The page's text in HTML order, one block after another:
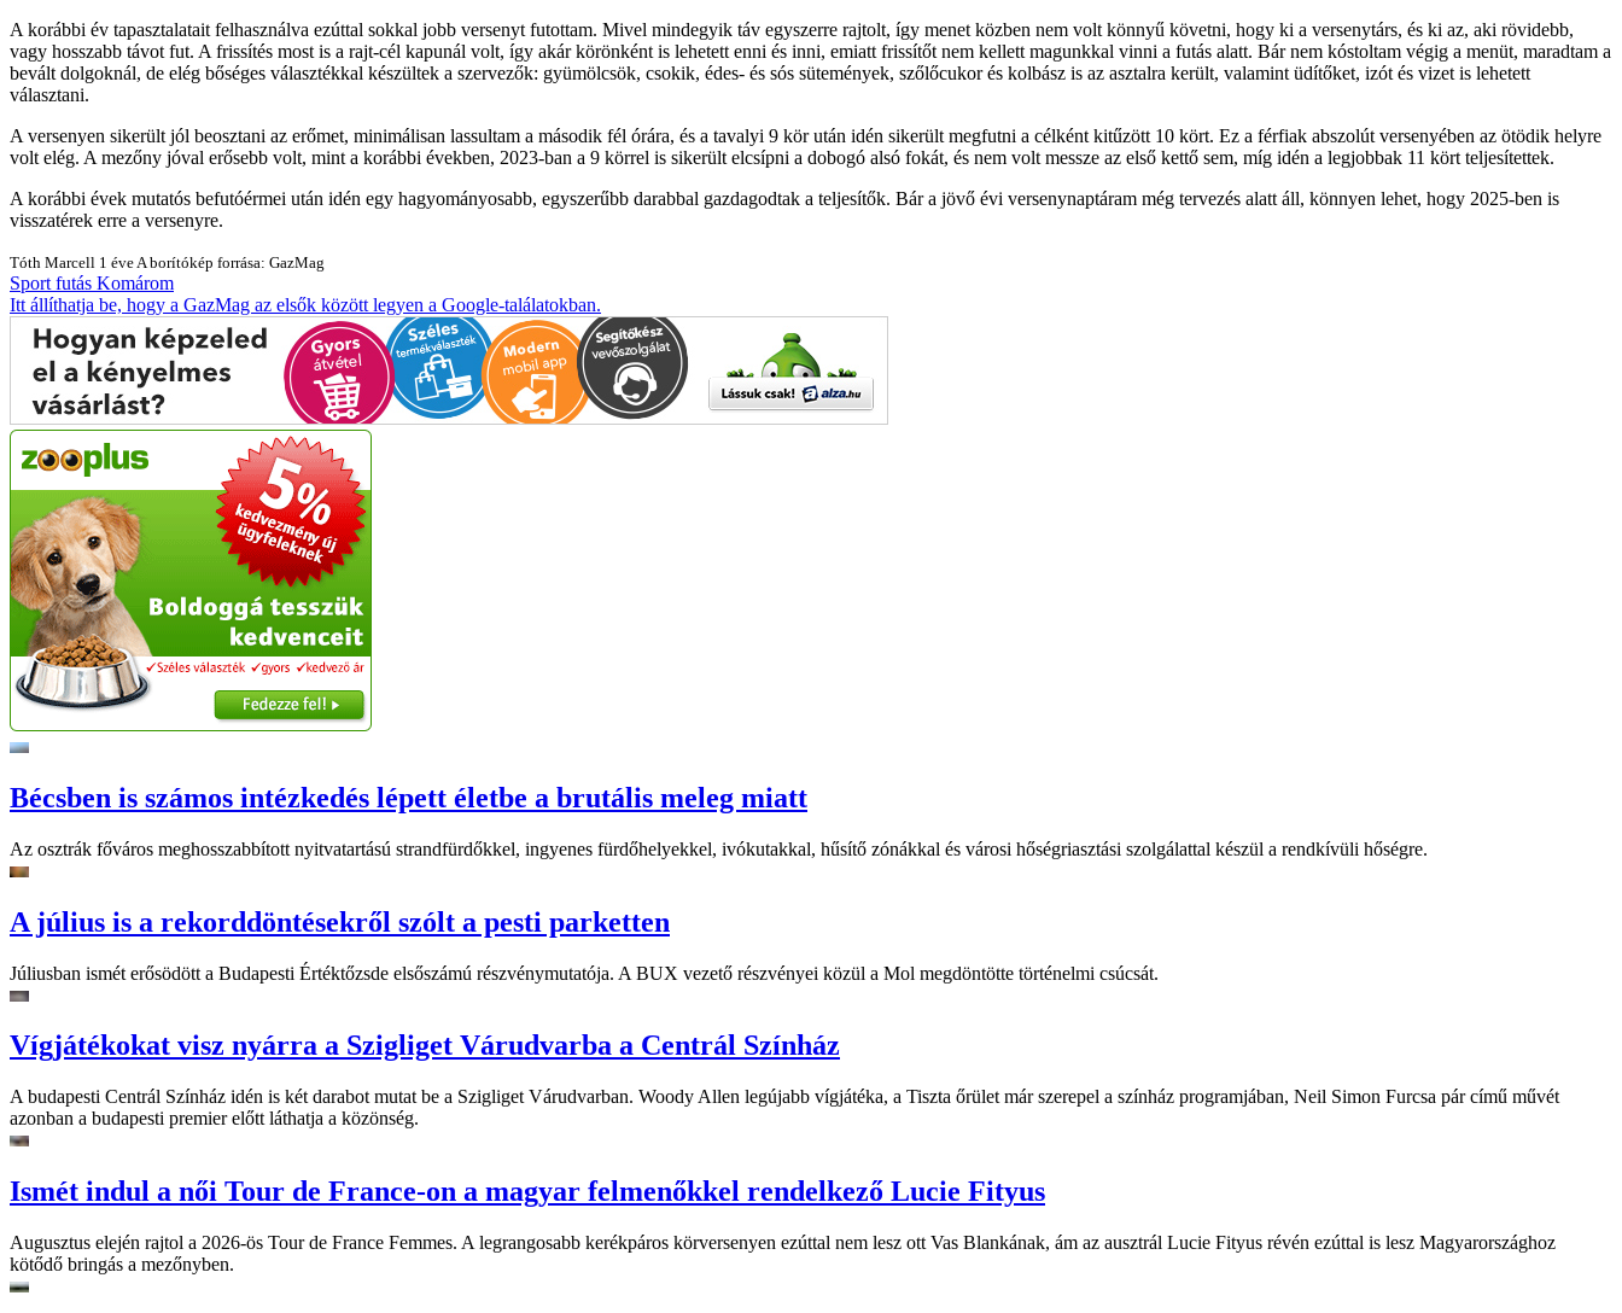
A korábbi év tapasztalatait felhasználva ezúttal sokkal jobb versenyt futottam. Mivel mindegyik táv egyszerre rajtolt, így menet közben nem volt könnyű követni, hogy ki a versenytárs, és ki az, aki rövidebb,
vagy hosszabb távot fut. A frissítés most is a rajt-cél kapunál volt, így akár körönként is lehetett enni és inni, emiatt frissítőt nem kellett magunkkal vinni a futás alatt. Bár nem kóstoltam végig a menüt, maradtam a
bevált dolgoknál, de elég bőséges választékkal készültek a szervezők: gyümölcsök, csokik, édes- és sós sütemények, szőlőcukor és kolbász is az asztalra került, valamint üdítőket, izót és vizet is lehetett
választani.
A versenyen sikerült jól beosztani az erőmet, minimálisan lassultam a második fél órára, és a tavalyi 9 kör után idén sikerült megfutni a célként kitűzött 10 kört. Ez a férfiak abszolút versenyében az ötödik helyre
volt elég. A mezőny jóval erősebb volt, mint a korábbi években, 2023-ban a 9 körrel is sikerült elcsípni a dobogó alsó fokát, és nem volt messze az első kettő sem, míg idén a legjobbak 11 kört teljesítettek.
A korábbi évek mutatós befutóérmei után idén egy hagyományosabb, egyszerűbb darabbal gazdagodtak a teljesítők. Bár a jövő évi versenynaptáram még tervezés alatt áll, könnyen lehet, hogy 2025-ben is
visszatérek erre a versenyre.
Tóth Marcell 1 éve A borítókép forrása: GazMag
Sport futás Komárom
Itt állíthatja be, hogy a GazMag az elsők között legyen a Google-találatokban.
Bécsben is számos intézkedés lépett életbe a brutális meleg miatt
Az osztrák főváros meghosszabbított nyitvatartású strandfürdőkkel, ingyenes fürdőhelyekkel, ivókutakkal, hűsítő zónákkal és városi hőségriasztási szolgálattal készül a rendkívüli hőségre.
A július is a rekorddöntésekről szólt a pesti parketten
Júliusban ismét erősödött a Budapesti Értéktőzsde elsőszámú részvénymutatója. A BUX vezető részvényei közül a Mol megdöntötte történelmi csúcsát.
Vígjátékokat visz nyárra a Szigliget Várudvarba a Centrál Színház
A budapesti Centrál Színház idén is két darabot mutat be a Szigliget Várudvarban. Woody Allen legújabb vígjátéka, a Tiszta őrület már szerepel a színház programjában, Neil Simon Furcsa pár című művét
azonban a budapesti premier előtt láthatja a közönség.
Ismét indul a női Tour de France-on a magyar felmenőkkel rendelkező Lucie Fityus
Augusztus elején rajtol a 2026-ös Tour de France Femmes. A legrangosabb kerékpáros körversenyen ezúttal nem lesz ott Vas Blankának, ám az ausztrál Lucie Fityus révén ezúttal is lesz Magyarországhoz
kötődő bringás a mezőnyben.